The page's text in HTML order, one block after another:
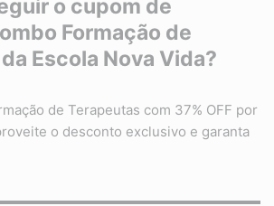
o cupom de
Formação de
Escola Nova Vida?
de Terapeutas com 37% OFF por
o desconto exclusivo e garanta